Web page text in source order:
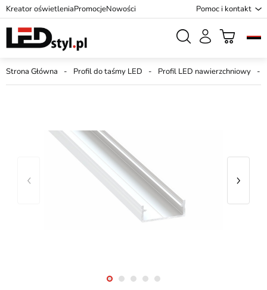
Kreator oświetleniaPromocjeNowości Pomoc i kontakt
Strona Główna Profil do taśmy LED Profil LED nawierzchniowy